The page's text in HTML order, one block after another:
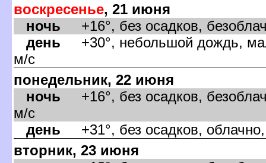
оскресенье, 21 июня
ночь +16°, без осадков,
день +30°, небольшой дождь,
м/с
понедельник, 22 июня
ночь +16°, без осадков,
м/с
день +31°, без осадков,
торник, 23 июня